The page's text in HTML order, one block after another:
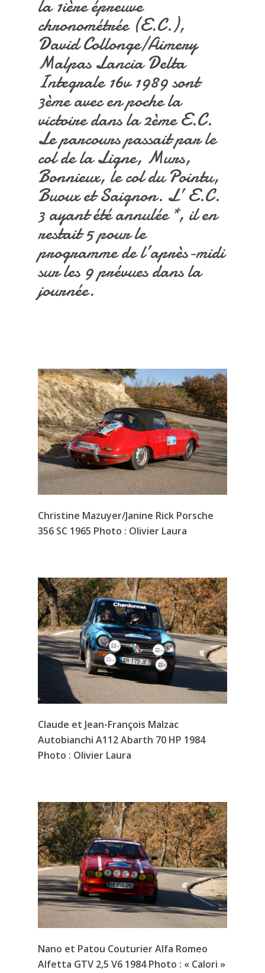
la 1ière épreuve
chronométrée (E.C.),
David Collonge/Aimery
Malpas Lancia Delta
Integrale 16v 1989 sont
3ème avec en poche la
victoire dans la 2ème E.C.
Le parcours passait par le
col de la Ligne, Murs,
Bonnieux, le col du Pointu,
Buoux et Saignon. L’ E.C.
3 ayant été annulée *, il en
restait 5 pour le
programme de l’après-midi
sur les 9 prévues dans la
journée.
Christine Mazuyer/Janine Rick Porsche
356 SC 1965 Photo : Olivier Laura
Claude et Jean-François Malzac
Autobianchi A112 Abarth 70 HP 1984
Photo : Olivier Laura
Nano et Patou Couturier Alfa Romeo
Alfetta GTV 2,5 V6 1984 Photo : « Calori »